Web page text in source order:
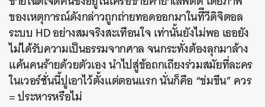
ของเหตุการณ์ดังกล่าวถูกถ่ายทอดออกมาในทีีวีดิจิตอล
ระบบ HD อย่างสมจริงสะเทือนใจ เท่านั้นยังไม่พอ เธอยัง
ไม่ได้รับความเป็นธรรมจากศาล จนกระทั่งต้องลุกมาล้าง
แค้นคนร้ายด้วยตัวเอง นำไปสู่ข้อถกเถียงร่วมสมัยที่ละคร
ในเวอร์ชั่นนี้ปูเอาไว้ตั้งแต่ตอนแรก นั่นก็คือ “ข่มขืน” ควร
= ประหารหรือไม่